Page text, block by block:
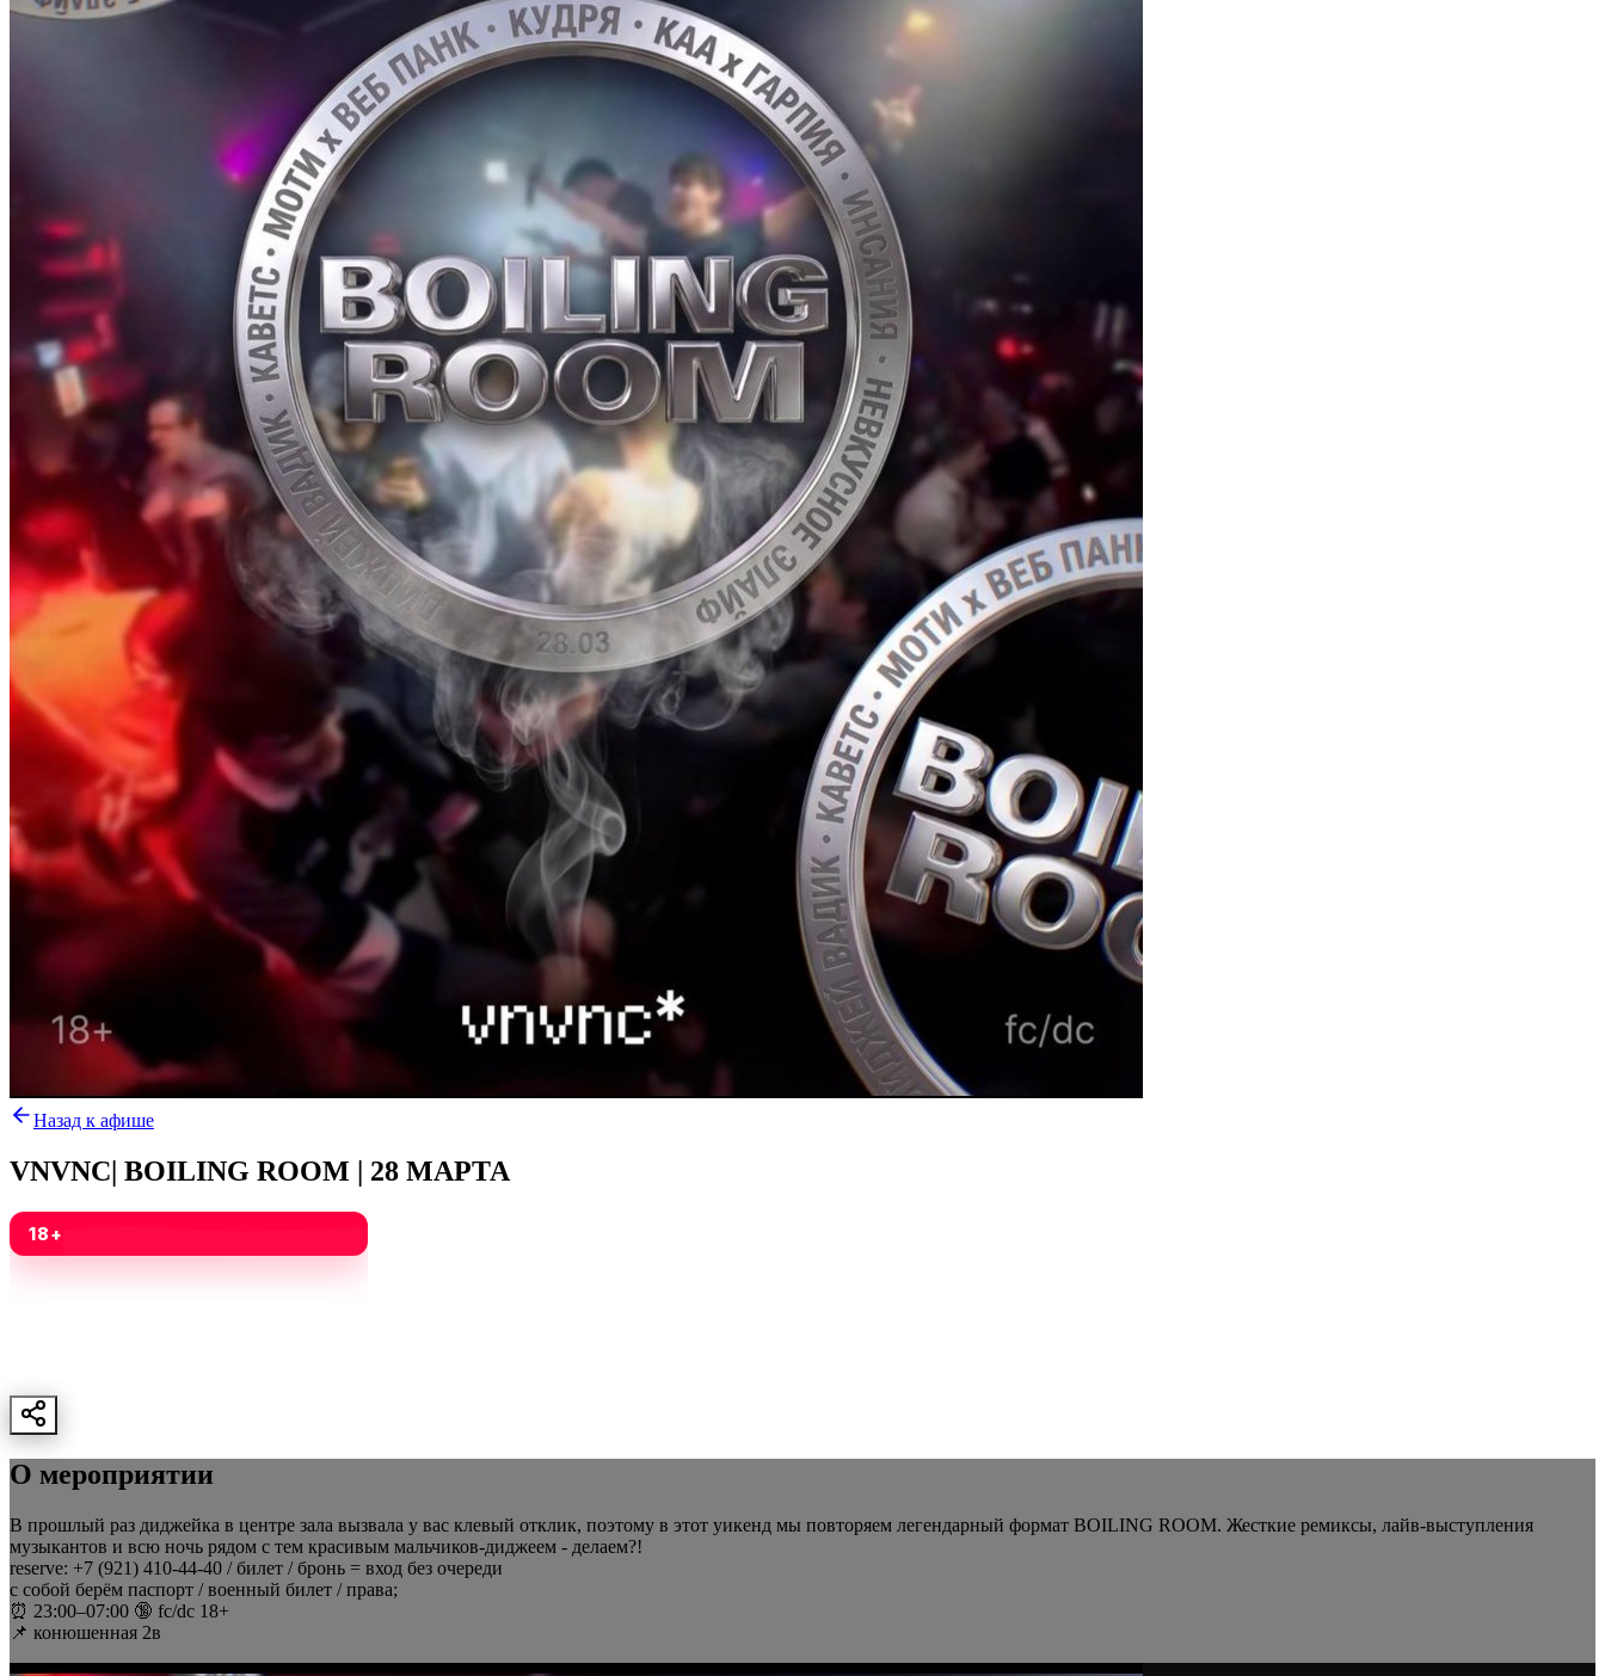
Назад к афише
VNVNC| BOILING ROOM | 28 МАРТА
18+
О мероприятии
В прошлый раз диджейка в центре зала вызвала у вас клевый отклик, поэтому в этот уикенд мы повторяем легендарный формат BOILING ROOM. Жесткие ремиксы, лайв-выступления
музыкантов и всю ночь рядом с тем красивым мальчиков-диджеем - делаем?!
reserve: +7 (921) 410-44-40 / билет / бронь = вход без очереди
с собой берём паспорт / военный билет / права;
⏰ 23:00–07:00 🔞 fc/dc 18+
📌 конюшенная 2в